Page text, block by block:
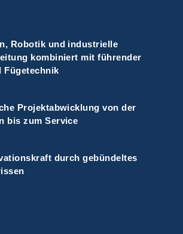
Robotik und industrielle
kombiniert mit führender
Fügetechnik
Projektabwicklung von der
bis zum Service
durch gebündeltes